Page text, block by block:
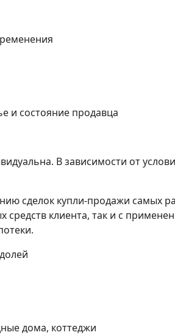
и состояние продавца
В зависимости от
сделок купли-продажи самых
средств клиента, так и с
дома, коттеджи